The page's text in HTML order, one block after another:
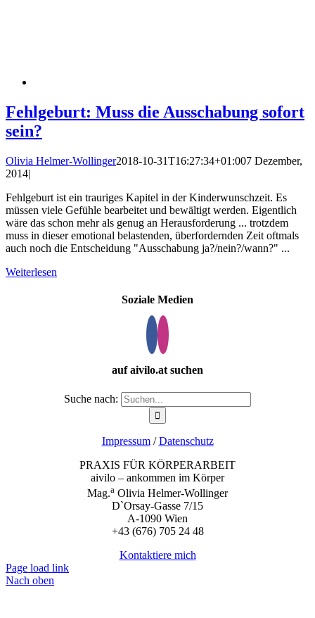
Fehlgeburt: Muss die Ausschabung sofort
sein?
Olivia Helmer-Wollinger2018-10-31T16:27:34+01:007 Dezember,
2014|
Fehlgeburt ist ein trauriges Kapitel in der Kinderwunschzeit. Es
müssen viele Gefühle bearbeitet und bewältigt werden. Eigentlich
wäre das schon mehr als genug an Herausforderung ... trotzdem
muss in dieser emotional belastenden, überfordernden Zeit oftmals
auch noch die Entscheidung "Ausschabung ja?/nein?/wann?" ...
Weiterlesen
Soziale Medien
auf aivilo.at suchen
Suche nach:
Impressum/Datenschutz
PRAXIS FÜR KÖRPERARBEIT
aivilo – ankommen im Körper
Mag.a Olivia Helmer-Wollinger
D`Orsay-Gasse 7/15
A-1090 Wien
+43 (676) 705 24 48
Kontaktiere mich
Page load link
Nach oben